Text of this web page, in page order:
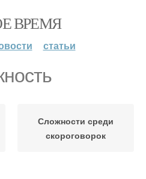
ВРЕМЯ
статьи
Сложности среди
скороговорок